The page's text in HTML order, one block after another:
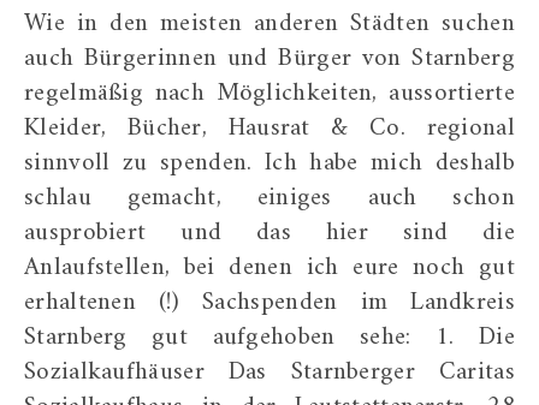
Wie in den meisten anderen Städten suchen
auch Bürgerinnen und Bürger von Starnberg
regelmäßig nach Möglichkeiten, aussortierte
Kleider, Bücher, Hausrat & Co. regional
sinnvoll zu spenden. Ich habe mich deshalb
schlau gemacht, einiges auch schon
ausprobiert und das hier sind die
Anlaufstellen, bei denen ich eure noch gut
erhaltenen (!) Sachspenden im Landkreis
Starnberg gut aufgehoben sehe: 1. Die
Sozialkaufhäuser Das Starnberger Caritas